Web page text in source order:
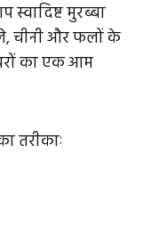
मुरब्बा
चीनी और फलों के
का एक आम
तरीकाः